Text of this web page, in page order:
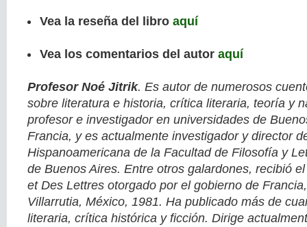
Vea la reseña del libro aquí
Vea los comentarios del autor aquí
Profesor Noé Jitrik. Es autor de numerosos
sobre literatura e historia, crítica literaria, teoría y
profesor e investigador en universidades de
Francia, y es actualmente investigador y director
Hispanoamericana de la Facultad de Filosofía y
de Buenos Aires. Entre otros galardones, recibió
et Des Lettres otorgado por el gobierno de
Villarrutia, México, 1981. Ha publicado más de
literaria, crítica histórica y ficción. Dirige